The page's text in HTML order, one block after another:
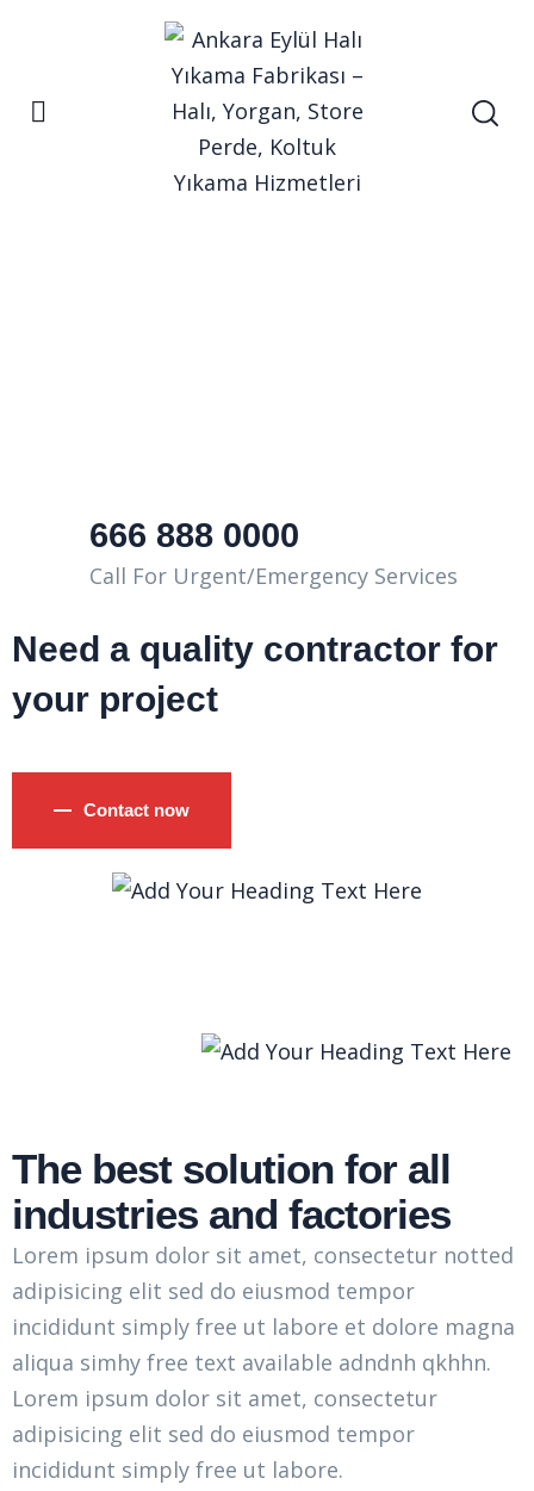
666 888 0000
Call For Urgent/Emergency Services
Need a quality contractor for
your project
Contact now
The best solution for all
industries and factories
Lorem ipsum dolor sit amet, consectetur notted
adipisicing elit sed do eiusmod tempor
incididunt simply free ut labore et dolore magna
aliqua simhy free text available adndnh qkhhn.
Lorem ipsum dolor sit amet, consectetur
adipisicing elit sed do eiusmod tempor
incididunt simply free ut labore.